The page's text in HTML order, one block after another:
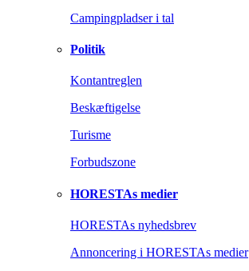
Campingpladser i tal
Politik
Kontantreglen
Beskæftigelse
Turisme
Forbudszone
HORESTAs medier
HORESTAs nyhedsbrev
Annoncering i HORESTAs medier